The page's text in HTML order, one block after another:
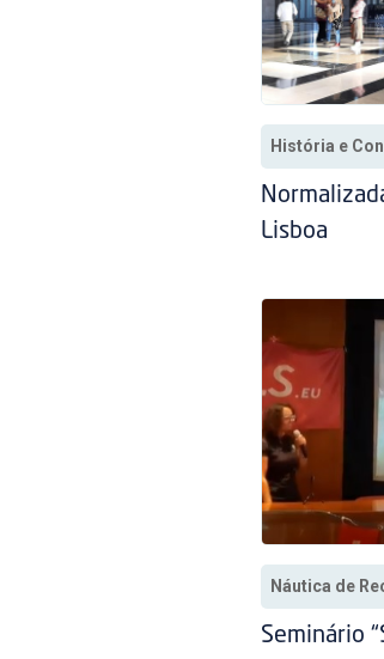
História e
Lisboa
Náutica de
Seminário